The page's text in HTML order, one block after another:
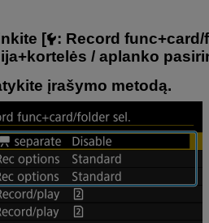
[ : Record func+card/
/ aplanko
įrašymo metodą.